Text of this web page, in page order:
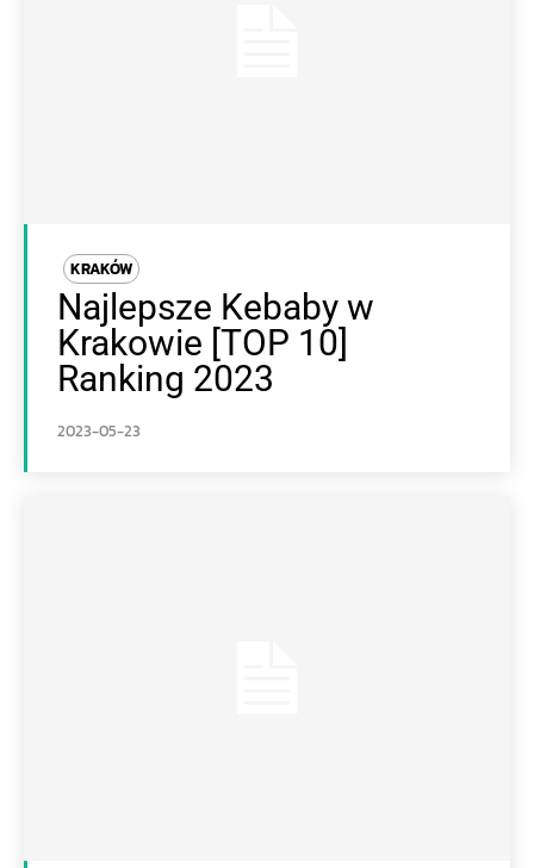
KRAKÓW
Najlepsze Kebaby w
Krakowie [TOP 10]
Ranking 2023
2023-05-23